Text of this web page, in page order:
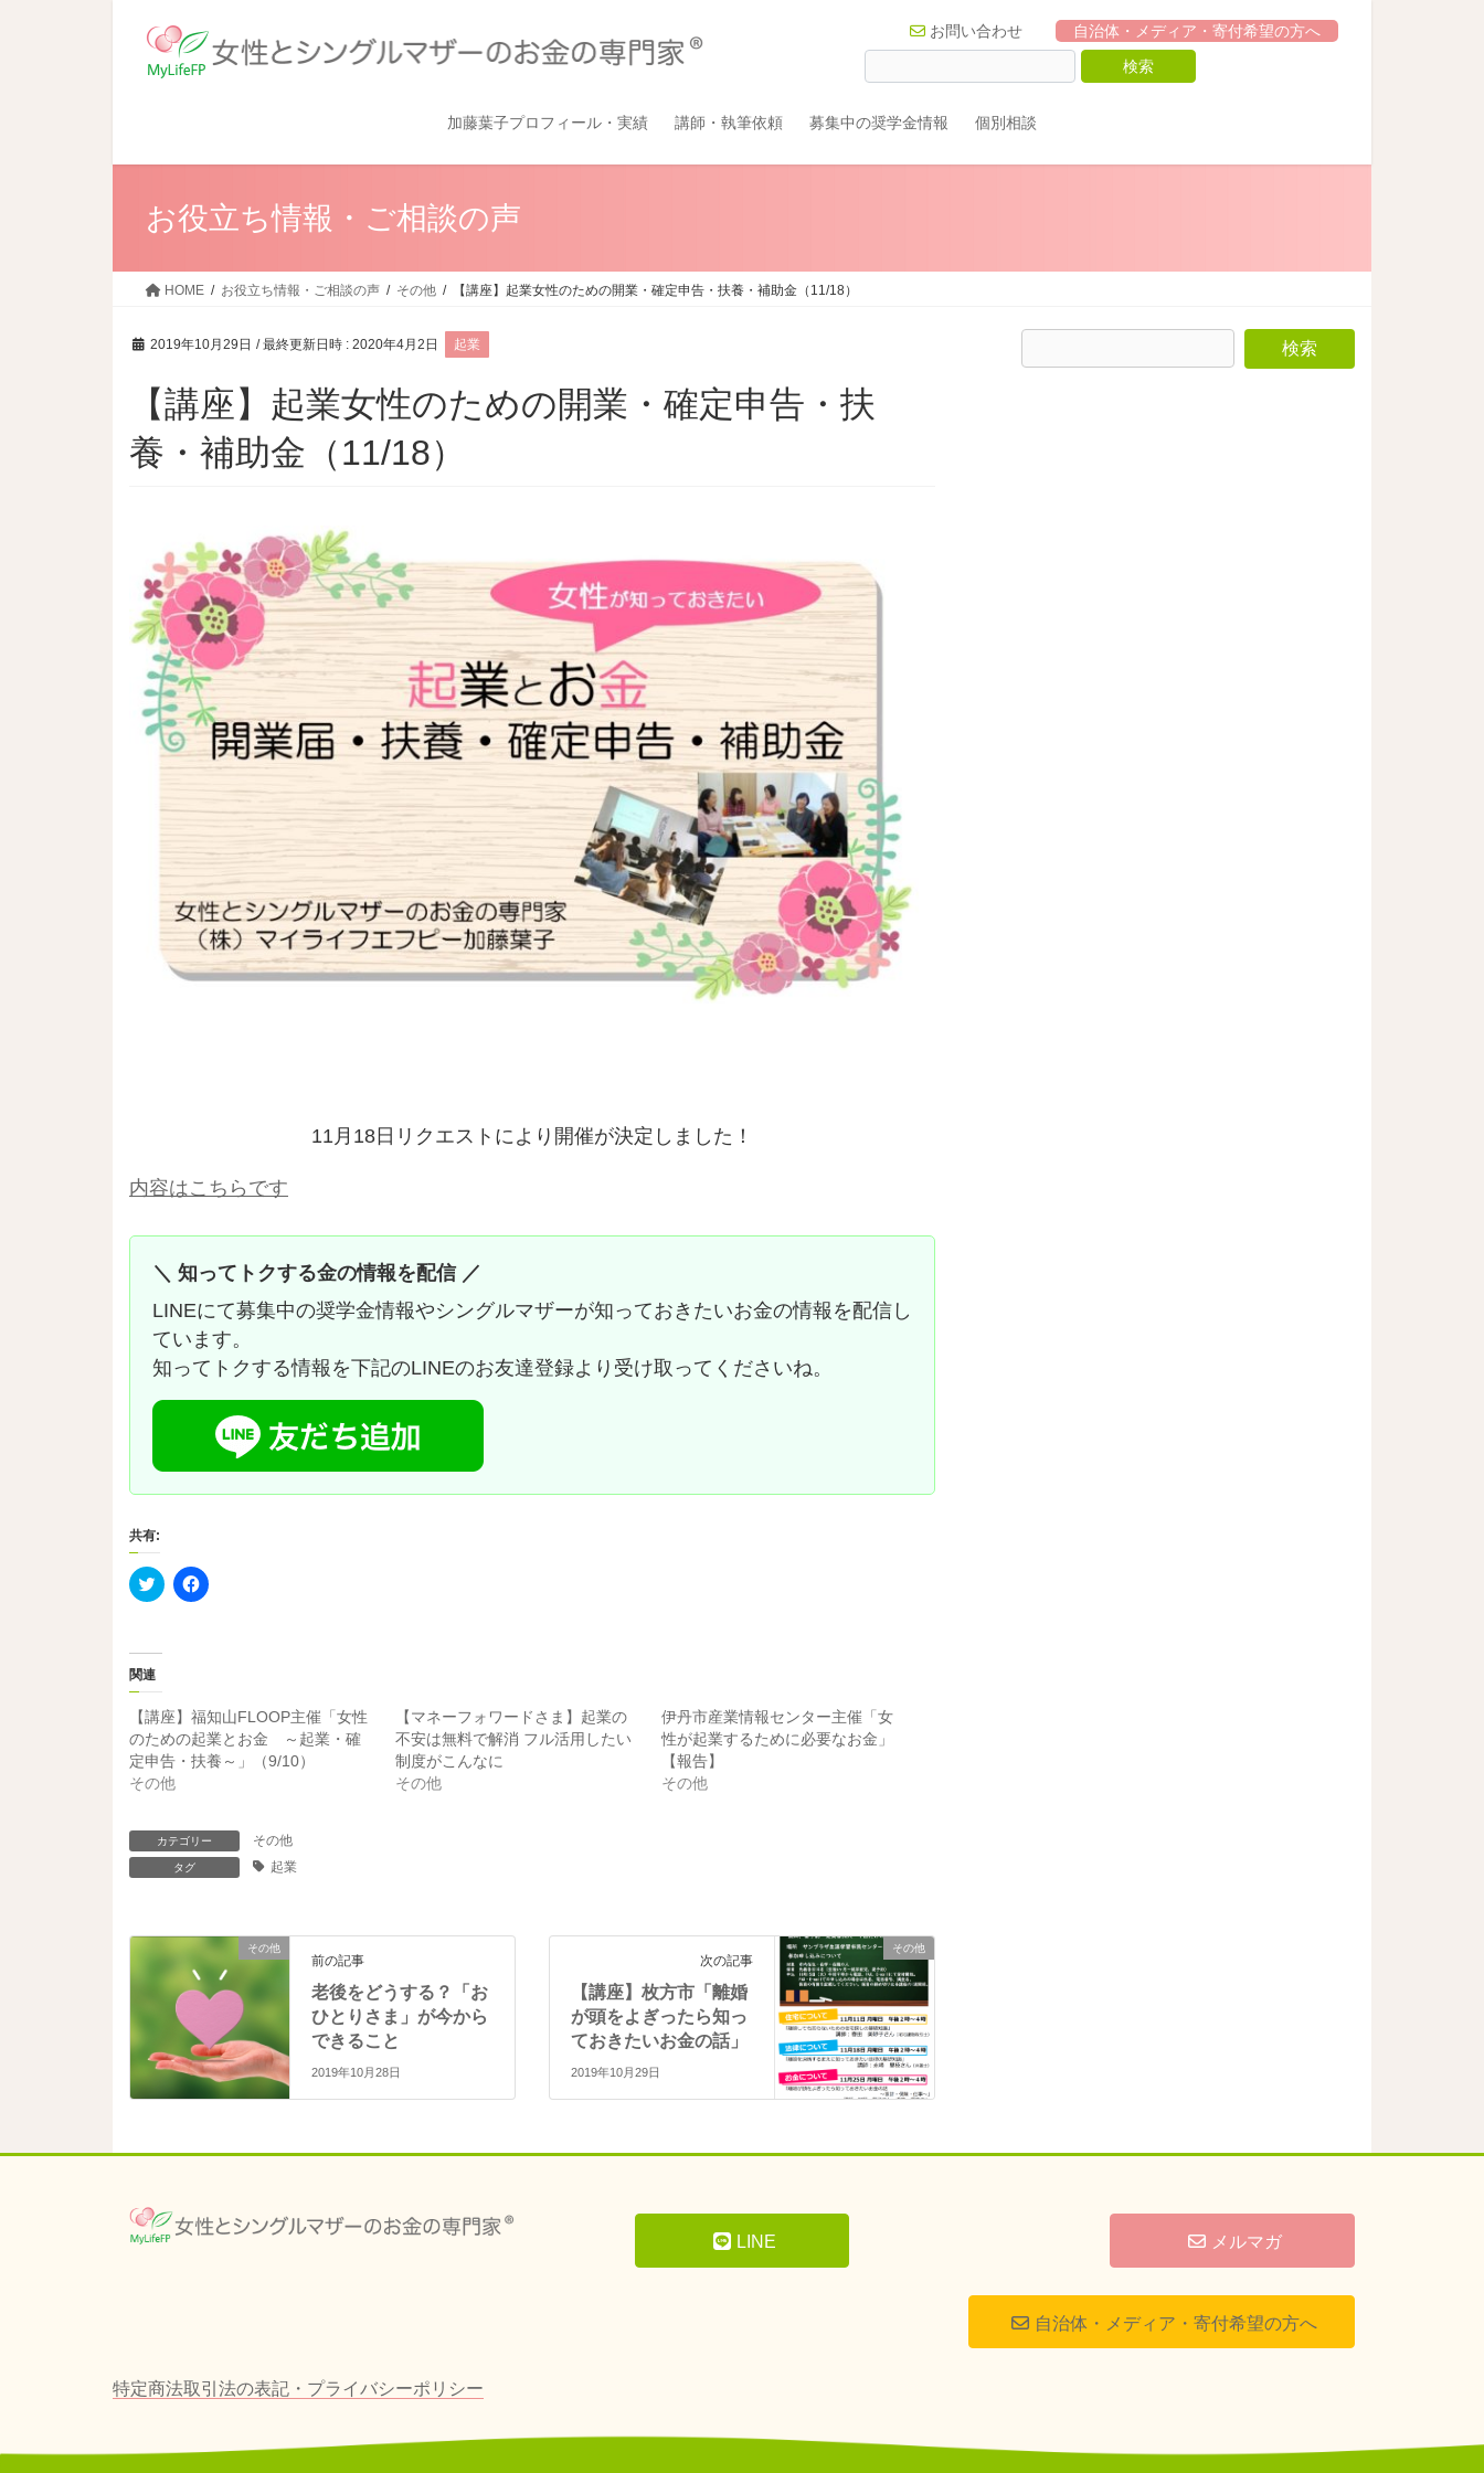
お問い合わせ 自治体・メディア・寄付希望の方へ
加藤葉子プロフィール・実績 講師・執筆依頼 募集中の奨学金情報 個別相談
お役立ち情報・ご相談の声
HOME お役立ち情報・ご相談の声 その他 【講座】起業女性のための開業・確定申告・扶養・補助金（11/18）
2019年10月29日 / 最終更新日時 : 2020年4月2日 起業
【講座】起業女性のための開業・確定申告・扶
養・補助金（11/18）
11月18日リクエストにより開催が決定しました！
内容はこちらです
＼ 知ってトクする金の情報を配信 ／
LINEにて募集中の奨学金情報やシングルマザーが知っておきたいお金の情報を配信し
ています。
知ってトクする情報を下記のLINEのお友達登録より受け取ってくださいね。
共有:
ク
リ
て
i
t
t
e
r
で
共
有
し
い
ィ
で
開
す
F
a
共
有
す
る
に
ク
し
く
(
し
ウ
ド
ウ
で
開
き
関連
【講座】福知山FLOOP主催「女性
のための起業とお金 ～起業・確
定申告・扶養～」（9/10）
その他
【マネーフォワードさま】起業の
不安は無料で解消 フル活用したい
制度がこんなに
その他
伊丹市産業情報センター主催「女
性が起業するために必要なお金」
【報告】
その他
カテゴリー その他
タグ 起業
その他
前の記事
老後をどうする？「お
ひとりさま」が今から
できること
2019年10月28日
その他
次の記事
【講座】枚方市「離婚
が頭をよぎったら知っ
ておきたいお金の話」
2019年10月29日
LINE メルマガ
自治体・メディア・寄付希望の方へ
特定商法取引法の表記・プライバシーポリシー